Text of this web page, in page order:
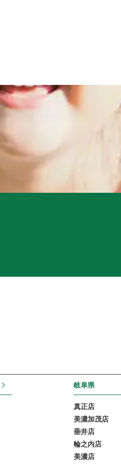
岐阜県
真正店
美濃加茂店
垂井店
輪之内店
美濃店